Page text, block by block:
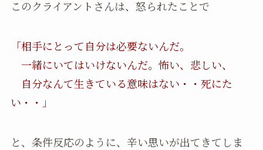
このクライアントさんは、怒られたことで
「相手にとって自分は必要ないんだ。
一緒にいてはいけないんだ。怖い、悲しい、
自分なんて生きている意味はない・・死にた
い・・」
と、条件反応のように、辛い思いが出てきてしま